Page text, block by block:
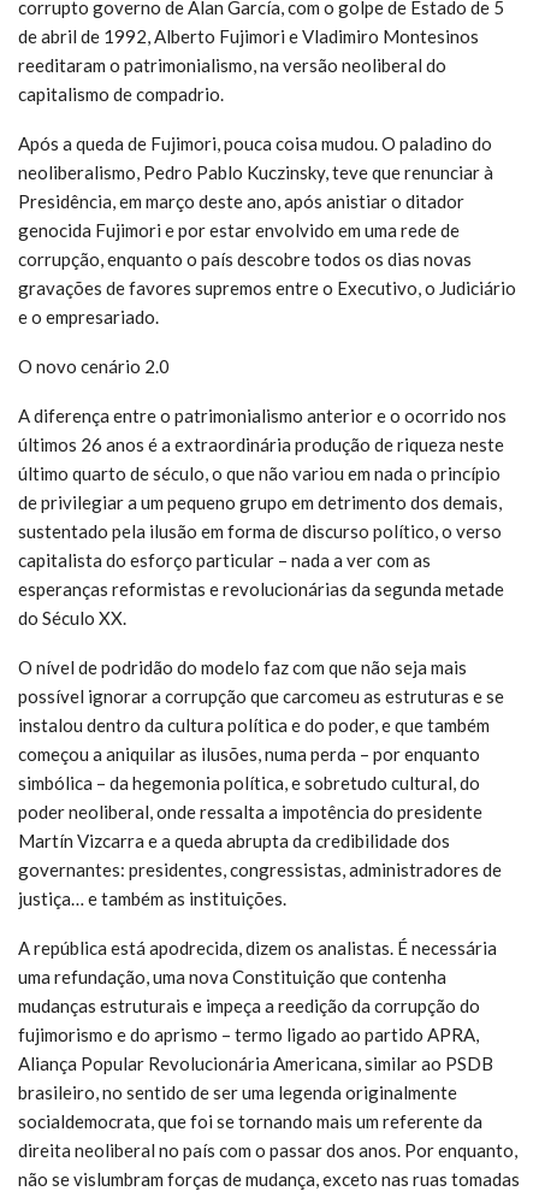
corrupto governo de Alan García, com o golpe de Estado de 5
de abril de 1992, Alberto Fujimori e Vladimiro Montesinos
reeditaram o patrimonialismo, na versão neoliberal do
capitalismo de compadrio.
Após a queda de Fujimori, pouca coisa mudou. O paladino do
neoliberalismo, Pedro Pablo Kuczinsky, teve que renunciar à
Presidência, em março deste ano, após anistiar o ditador
genocida Fujimori e por estar envolvido em uma rede de
corrupção, enquanto o país descobre todos os dias novas
gravações de favores supremos entre o Executivo, o Judiciário
e o empresariado.
O novo cenário 2.0
A diferença entre o patrimonialismo anterior e o ocorrido nos
últimos 26 anos é a extraordinária produção de riqueza neste
último quarto de século, o que não variou em nada o princípio
de privilegiar a um pequeno grupo em detrimento dos demais,
sustentado pela ilusão em forma de discurso político, o verso
capitalista do esforço particular – nada a ver com as
esperanças reformistas e revolucionárias da segunda metade
do Século XX.
O nível de podridão do modelo faz com que não seja mais
possível ignorar a corrupção que carcomeu as estruturas e se
instalou dentro da cultura política e do poder, e que também
começou a aniquilar as ilusões, numa perda – por enquanto
simbólica – da hegemonia política, e sobretudo cultural, do
poder neoliberal, onde ressalta a impotência do presidente
Martín Vizcarra e a queda abrupta da credibilidade dos
governantes: presidentes, congressistas, administradores de
justiça… e também as instituições.
A república está apodrecida, dizem os analistas. É necessária
uma refundação, uma nova Constituição que contenha
mudanças estruturais e impeça a reedição da corrupção do
fujimorismo e do aprismo – termo ligado ao partido APRA,
Aliança Popular Revolucionária Americana, similar ao PSDB
brasileiro, no sentido de ser uma legenda originalmente
socialdemocrata, que foi se tornando mais um referente da
direita neoliberal no país com o passar dos anos. Por enquanto,
não se vislumbram forças de mudança, exceto nas ruas tomadas